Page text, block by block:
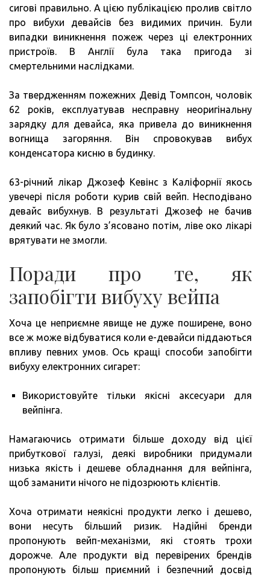
сигові правильно. А цією публікацією пролив світло
про вибухи девайсів без видимих ​​причин. Були
випадки виникнення пожеж через ці електронних
пристроїв. В Англії була така пригода зі
смертельними наслідками.
За твердженням пожежних Девід Томпсон, чоловік
62 років, експлуатував несправну неоригінальну
зарядку для девайса, яка привела до виникнення
вогнища загоряння. Він спровокував вибух
конденсатора кисню в будинку.
63-річний лікар Джозеф Кевінс з Каліфорнії якось
увечері після роботи курив свій вейп. Несподівано
девайс вибухнув. В результаті Джозеф не бачив
деякий час. Як було з’ясовано потім, ліве око лікарі
врятувати не змогли.
Поради про те, як
запобігти вибуху вейпа
Хоча це неприємне явище не дуже поширене, воно
все ж може відбуватися коли е-девайси піддаються
впливу певних умов. Ось кращі способи запобігти
вибуху електронних сигарет:
Використовуйте тільки якісні аксесуари для
вейпінга.
Намагаючись отримати більше доходу від цієї
прибуткової галузі, деякі виробники придумали
низька якість і дешеве обладнання для вейпінга,
щоб заманити нічого не підозрюють клієнтів.
Хоча отримати неякісні продукти легко і дешево,
вони несуть більший ризик. Надійні бренди
пропонують вейп-механізми, які стоять трохи
дорожче. Але продукти від перевірених брендів
пропонують більш приємний і безпечний досвід